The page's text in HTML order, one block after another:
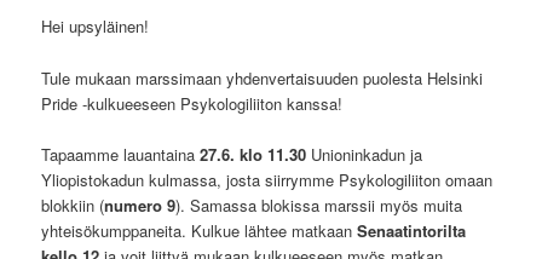
Hei upsyläinen!
Tule mukaan marssimaan yhdenvertaisuuden puolesta Helsinki
Pride -kulkueeseen Psykologiliiton kanssa!
Tapaamme lauantaina 27.6. klo 11.30 Unioninkadun ja
Yliopistokadun kulmassa, josta siirrymme Psykologiliiton omaan
blokkiin (numero 9). Samassa blokissa marssii myös muita
yhteisökumppaneita. Kulkue lähtee matkaanSenaatintorilta